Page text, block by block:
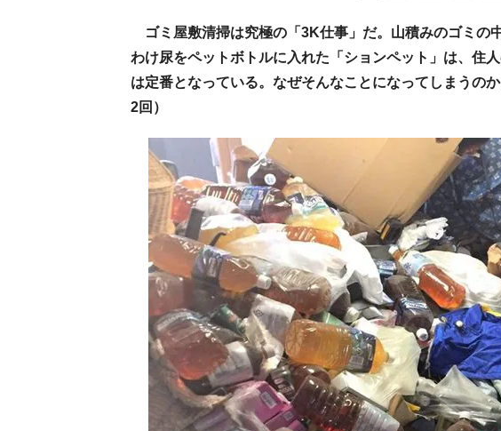
ゴミ屋敷清掃は究極の「3K仕事」だ。山積みのゴミの
わけ尿をペットボトルに入れた「ションペット」は、住
は定番となっている。なぜそんなことになってしまう
2回）